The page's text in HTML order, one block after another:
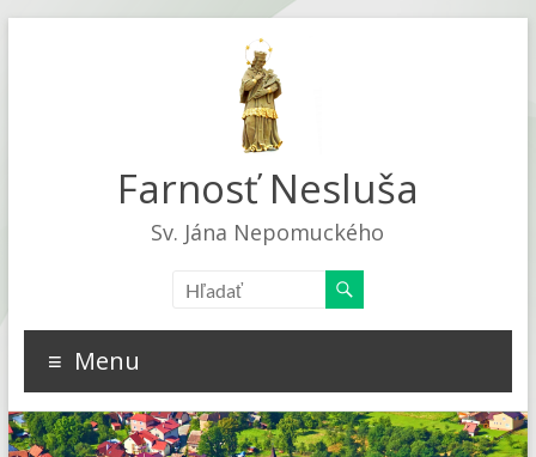
Farnosť Nesluša
Sv. Jána Nepomuckého
Menu